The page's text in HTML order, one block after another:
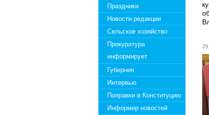
Праздники
Новости редакции
Сельское хозяйство
Прокуратура
информирует
Губерния
Интервью
Поправки в Конституцию
Информер новостей